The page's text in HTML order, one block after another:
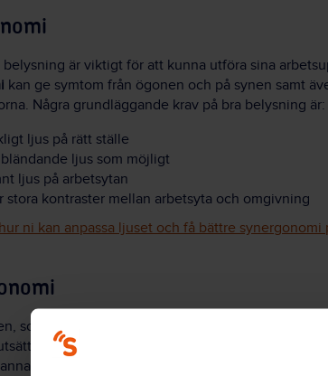
belysning är viktigt för att kunna utföra sina
kan ge symtom från ögonen och på synen samt
Några grundläggande krav på bra belysning är:
ljus på rätt ställe
ljus som möjligt
ljus på arbetsytan
stora kontraster mellan arbetsyta och omgivning
ni kan anpassa ljuset och få bättre synergonomi
som läraryrket, är rösten ett viktigt arbetsverktyg.
för den som talar. Det kan vara
åtgärd är förbättrad rumsakustik. Det är